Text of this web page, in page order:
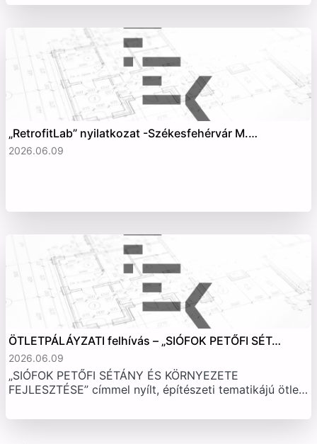
„RetrofitLab” nyilatkozat -Székesfehérvár M.…
2026.06.09
ÖTLETPÁLÁYZATI felhívás – „SIÓFOK PETŐFI SÉT…
2026.06.09
„SIÓFOK PETŐFI SÉTÁNY ÉS KÖRNYEZETE
FEJLESZTÉSE” címmel nyílt, építészeti tematikájú ötle…